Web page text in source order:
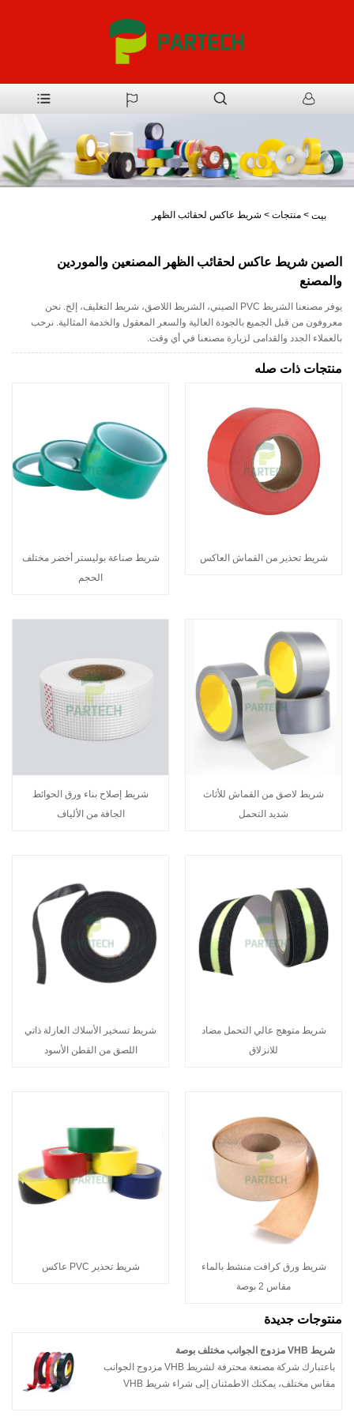
بيت > منتجات > شريط عاكس لحقائب الظهر
الصين شريط عاكس لحقائب الظهر المصنعين والموردين
والمصنع
يوفر مصنعنا الشريط PVC الصيني، الشريط اللاصق، شريط التغليف، إلخ. نحن
معروفون من قبل الجميع بالجودة العالية والسعر المعقول والخدمة المثالية. نرحب
بالعملاء الجدد والقدامى لزيارة مصنعنا في أي وقت.
منتجات ذات صله
شريط تحذير من القماش العاكس
شريط صناعة بوليستر أخضر مختلف
الحجم
شريط لاصق من القماش للأثاث
شديد التحمل
شريط إصلاح بناء ورق الحوائط
الجافة من الألياف
شريط متوهج عالي التحمل مضاد
للانزلاق
شريط تسخير الأسلاك العازلة ذاتي
اللصق من القطن الأسود
شريط ورق كرافت منشط بالماء
مقاس 2 بوصة
شريط تحذير PVC عاكس
منتوجات جديدة
شريط VHB مزدوج الجوانب مختلف بوصة
باعتبارك شركة مصنعة محترفة لشريط VHB مزدوج الجوانب
مقاس مختلف، يمكنك الاطمئنان إلى شراء شريط VHB